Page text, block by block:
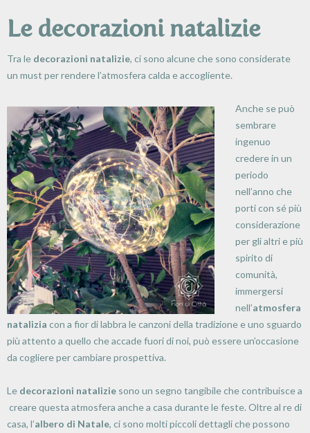
Le decorazioni natalizie
Tra le decorazioni natalizie, ci sono alcune che sono considerate
un must per rendere l’atmosfera calda e accogliente.
Anche se può
sembrare
ingenuo
credere in un
periodo
nell’anno che
porti con sé più
considerazione
per gli altri e più
spirito di
comunità,
immergersi
nell’atmosfera
natalizia con a fior di labbra le canzoni della tradizione e uno sguardo
più attento a quello che accade fuori di noi, può essere un’occasione
da cogliere per cambiare prospettiva.
Le decorazioni natalizie sono un segno tangibile che contribuisce a
creare questa atmosfera anche a casa durante le feste. Oltre al re di
casa, l’albero di Natale, ci sono molti piccoli dettagli che possono